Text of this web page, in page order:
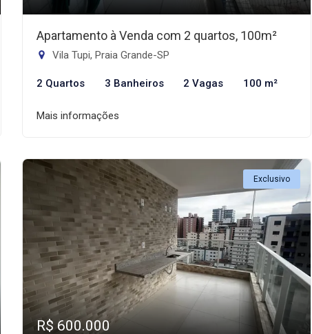
Apartamento à Venda com 2 quartos, 100m²
Vila Tupi, Praia Grande-SP
2 Quartos 3 Banheiros 2 Vagas 100 m²
Mais informações
Exclusivo
R$ 600.000